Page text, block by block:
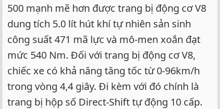
500 mạnh mẽ hơn được trang bị động cơ V8
dung tích 5.0 lít hút khí tự nhiên sản sinh
công suất 471 mã lực và mô-men xoắn đạt
mức 540 Nm. Đối với trang bị động cơ V8,
chiếc xe có khả năng tăng tốc từ 0-96km/h
trong vòng 4,4 giây. Đi kèm với đó chính là
trang bị hộp số Direct-Shift tự động 10 cấp.